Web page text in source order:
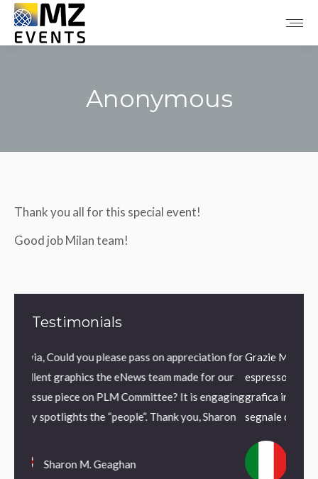
Anonymous
Thank you all for this special event!
Good job Milan team!
Testimonials
pass on appreciation for
eNews team made for our
Committee? It is engaging
Thank you, Sharon
Grazie Mauro, veramente molto
espresso in precedenza, la nuova
grafica interna danno alla nostra
segnale di rinnovamento.
Antonio Fortunato